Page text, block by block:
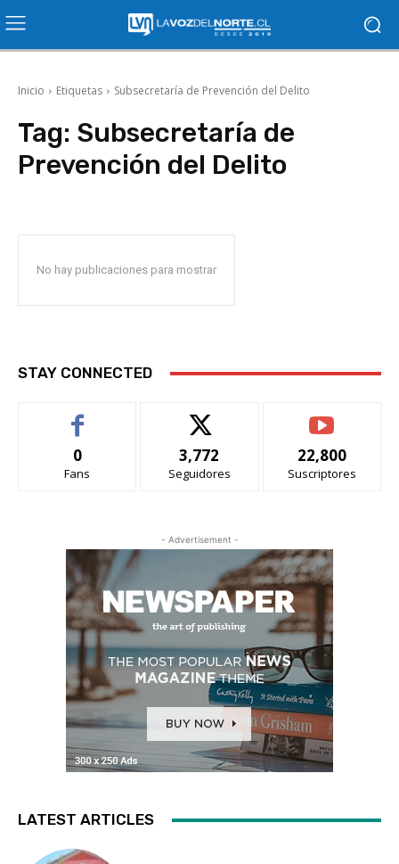
Inicio Etiquetas Subsecretaría de Prevención del Delito
Tag: Subsecretaría de
Prevención del Delito
No hay publicaciones para mostrar
STAY CONNECTED
0
Fans
3,772
Seguidores
22,800
Suscriptores
- Advertisement -
LATEST ARTICLES